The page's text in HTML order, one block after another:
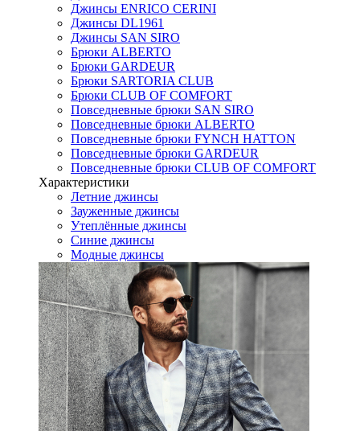
Джинсы ENRICO CERINI
Джинсы DL1961
Джинсы SAN SIRO
Брюки ALBERTO
Брюки GARDEUR
Брюки SARTORIA CLUB
Брюки CLUB OF COMFORT
Повседневные брюки SAN SIRO
Повседневные брюки ALBERTO
Повседневные брюки FYNCH HATTON
Повседневные брюки GARDEUR
Повседневные брюки CLUB OF COMFORT
Характеристики
Летние джинсы
Зауженные джинсы
Утеплённые джинсы
Синие джинсы
Модные джинсы